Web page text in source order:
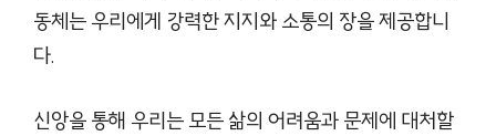
동체는 우리에게 강력한 지지와 소통의 장을 제공합니
다.
신앙을 통해 우리는 모든 삶의 어려움과 문제에 대처할